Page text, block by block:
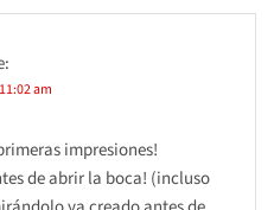
am
impresiones!
de abrir la boca! (incluso